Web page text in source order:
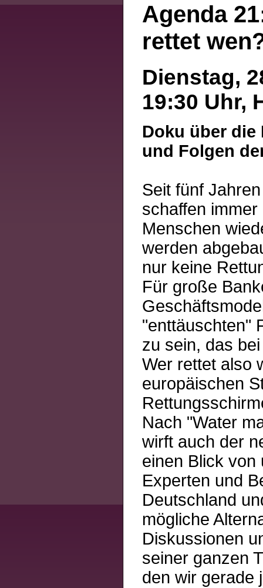
Agenda
rettet
Dienstag,
19:30 Uhr,
Doku über
und Folgen
Seit fünf
schaffen
Menschen
werden
nur keine
Für große
"enttäuschten"
zu sein, das
Wer rettet also
europäischen
Nach "Water
wirft auch der
einen Blick von
Experten und
Deutschland
mögliche
Diskussionen
seiner ganzen
den wir gerade